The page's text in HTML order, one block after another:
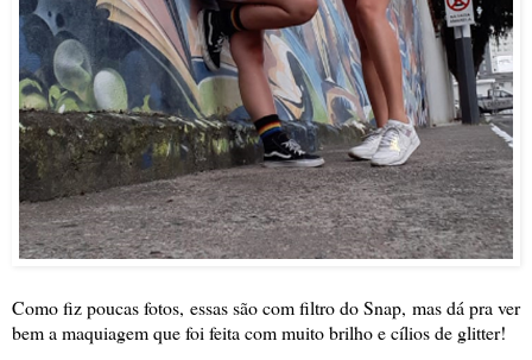
Como fiz poucas fotos, essas são com filtro do Snap, mas dá pra ver
bem a maquiagem que foi feita com muito brilho e cílios de glitter!